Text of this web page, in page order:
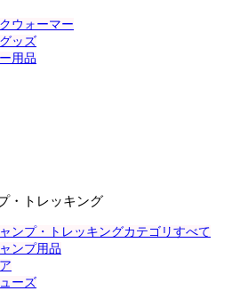
ウォーマー
ッズ
用品
・トレッキング
ンプ・トレッキングカテゴリすべて
ンプ用品
ーズ